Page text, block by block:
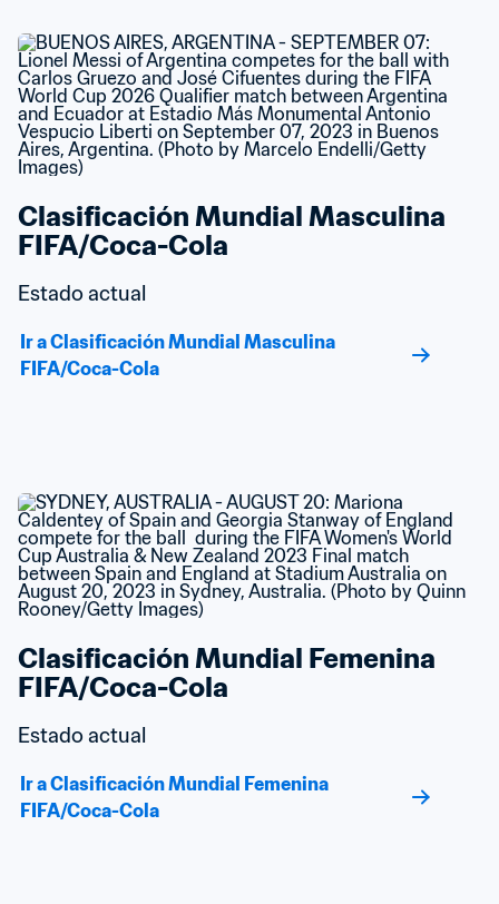
Clasificación Mundial Masculina
FIFA/Coca-Cola
Estado actual
Ir a Clasificación Mundial Masculina
FIFA/Coca-Cola
Clasificación Mundial Femenina
FIFA/Coca-Cola
Estado actual
Ir a Clasificación Mundial Femenina
FIFA/Coca-Cola